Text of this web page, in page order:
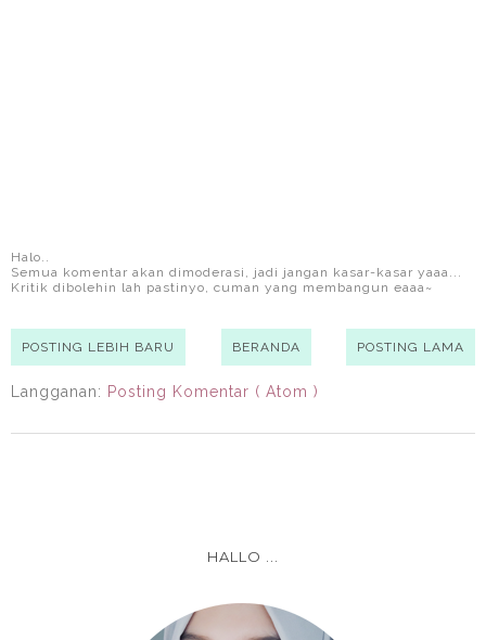
Halo..
Semua komentar akan dimoderasi, jadi jangan kasar-kasar yaaa...
Kritik dibolehin lah pastinyo, cuman yang membangun eaaa~
POSTING LEBIH BARU POSTING LAMA
BERANDA
Langganan: Posting Komentar ( Atom )
HALLO ...